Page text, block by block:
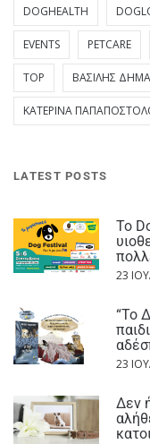
DOGHEALTH
EVENTS PETCARE
TOP ΒΑΣΊΛΗΣ
ΚΑΤΕΡΊΝΑ
LATEST POSTS
Το
23
“Το
23
Δεν